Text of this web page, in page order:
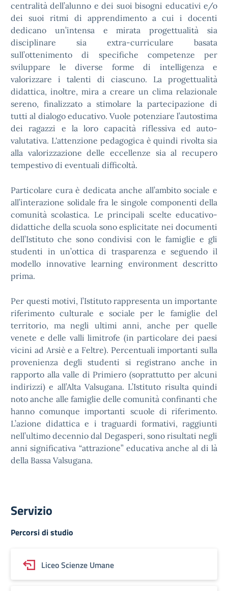
centralità dell’alunno e dei suoi bisogni educativi e/o
dei suoi ritmi di apprendimento a cui i docenti
dedicano un’intensa e mirata progettualità sia
disciplinare sia extra-curriculare basata
sull’ottenimento di specifiche competenze per
sviluppare le diverse forme di intelligenza e
valorizzare i talenti di ciascuno. La progettualità
didattica, inoltre, mira a creare un clima relazionale
sereno, finalizzato a stimolare la partecipazione di
tutti al dialogo educativo. Vuole potenziare l’autostima
dei ragazzi e la loro capacità riflessiva ed auto-
valutativa. L'attenzione pedagogica è quindi rivolta sia
alla valorizzazione delle eccellenze sia al recupero
tempestivo di eventuali difficoltà.
Particolare cura è dedicata anche all’ambito sociale e
all’interazione solidale fra le singole componenti della
comunità scolastica. Le principali scelte educativo-
didattiche della scuola sono esplicitate nei documenti
dell’Istituto che sono condivisi con le famiglie e gli
studenti in un’ottica di trasparenza e seguendo il
modello innovative learning environment descritto
prima.
Per questi motivi, l’Istituto rappresenta un importante
riferimento culturale e sociale per le famiglie del
territorio, ma negli ultimi anni, anche per quelle
venete e delle valli limitrofe (in particolare dei paesi
vicini ad Arsiè e a Feltre). Percentuali importanti sulla
provenienza degli studenti si registrano anche in
rapporto alla valle di Primiero (soprattutto per alcuni
indirizzi) e all’Alta Valsugana. L’Istituto risulta quindi
noto anche alle famiglie delle comunità confinanti che
hanno comunque importanti scuole di riferimento.
L’azione didattica e i traguardi formativi, raggiunti
nell’ultimo decennio dal Degasperi, sono risultati negli
anni significativa “attrazione” educativa anche al di là
della Bassa Valsugana.
Servizio
Percorsi di studio
Liceo Scienze Umane